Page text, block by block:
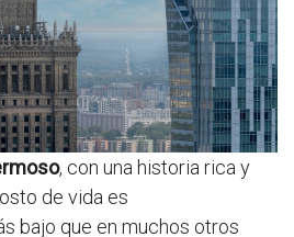
, con una historia rica y
de vida es
bajo que en muchos otros